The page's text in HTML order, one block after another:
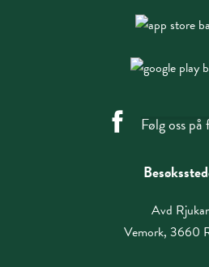
Følg oss
Avd
Vemork, 3660